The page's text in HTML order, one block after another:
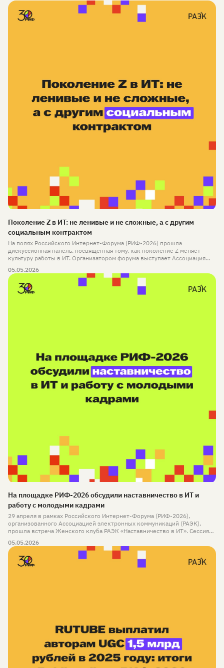
Поколение Z в ИТ: не ленивые и не сложные, а с другим
социальным контрактом
На полях Российского Интернет-Форума (РИФ-2026) прошла
дискуссионная панель, посвященная тому, как поколение Z меняет
культуру работы в ИТ. Организатором форума выступает Ассоциация
ассоциаций, объединяющая ключевых игроков рынка, которой в этом
году исполняется 20 лет.
05.05.2026
На площадке РИФ-2026 обсудили наставничество в ИТ и
работу с молодыми кадрами
29 апреля в рамках Российского Интернет-Форума (РИФ-2026),
организованного Ассоциацией электронных коммуникаций (РАЭК),
прошла встреча Женского клуба РАЭК «Наставничество в ИТ». Сессия
формированию кадрового потенциала и взаимодействию бизнеса с
образовательной средой.
05.05.2026